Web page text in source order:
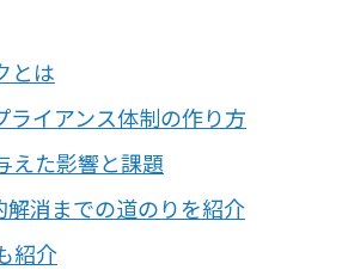
とは
イアンス体制の作り方
えた影響と課題
消までの道のりを紹介
紹介